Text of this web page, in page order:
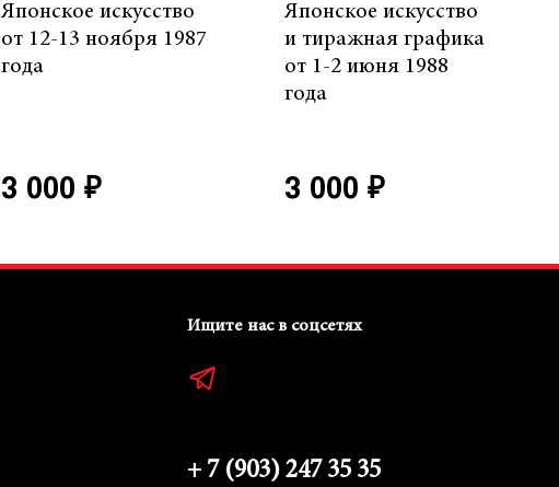
Японское искусство
от 12-13 ноября 1987
года
3 000 ₽
Японское искусство
и тиражная графика
от 1-2 июня 1988
года
3 000 ₽
Ищите нас в соцсетях
+ 7 (903) 247 35 35